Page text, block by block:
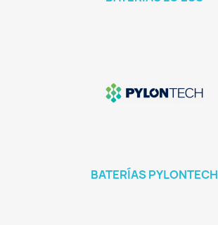
BATERÍAS PYLONTECH